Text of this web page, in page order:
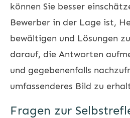
können Sie besser
Bewerber in der Lage ist,
bewältigen und Lösungen
darauf, die Antworten
und gegebenenfalls
umfassenderes Bild zu
Fragen zur